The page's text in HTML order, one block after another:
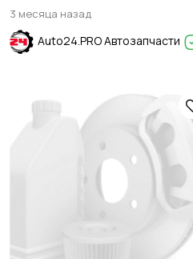
HYUNDAI SOLARIS 2017-2024
3 месяца назад
Auto24.PRO Автозапчасти